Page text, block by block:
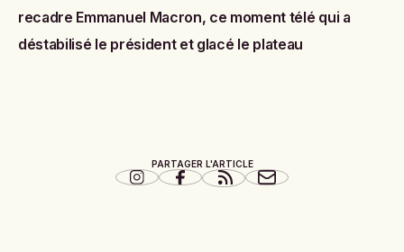
recadre Emmanuel Macron, ce moment télé qui a
déstabilisé le président et glacé le plateau
PARTAGER L'ARTICLE